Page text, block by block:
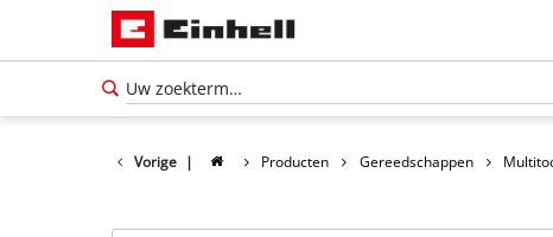
Vorige | Producten Gereedschappen